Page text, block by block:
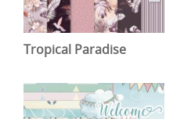
Tropical Paradise